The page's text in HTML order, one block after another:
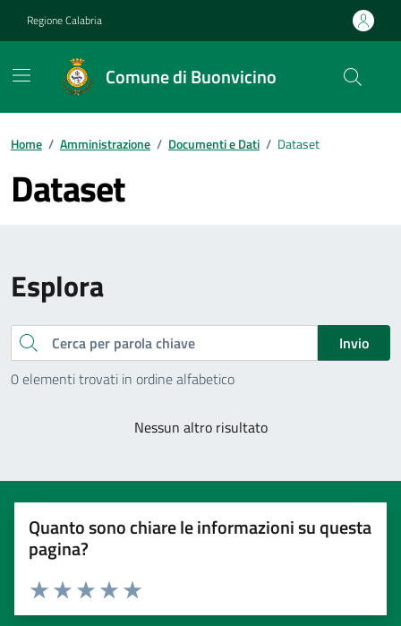
Regione Calabria
Comune di Buonvicino
Home / Amministrazione / Documenti e Dati / Dataset
Dataset
Esplora
Cerca
Invio
0 elementi trovati in ordine alfabetico
Nessun altro risultato
Quanto sono chiare le informazioni su questa
pagina?
Valuta 5 stelle su 5
Valuta 4 stelle su 5
Valuta 3 stelle su 5
Valuta 2 stelle su 5
Valuta 1 stelle su 5